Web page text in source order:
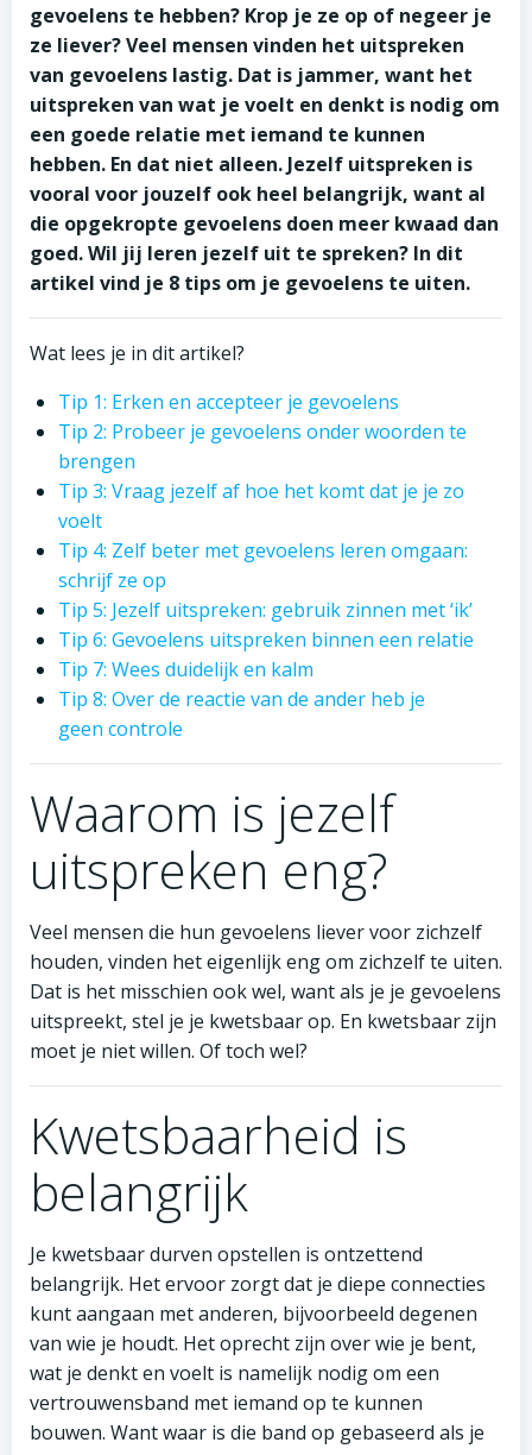
gevoelens te hebben? Krop je ze op of negeer je
ze liever? Veel mensen vinden het uitspreken
van gevoelens lastig. Dat is jammer, want het
uitspreken van wat je voelt en denkt is nodig om
een goede relatie met iemand te kunnen
hebben. En dat niet alleen. Jezelf uitspreken is
vooral voor jouzelf ook heel belangrijk, want al
die opgekropte gevoelens doen meer kwaad dan
goed. Wil jij leren jezelf uit te spreken? In dit
artikel vind je 8 tips om je gevoelens te uiten.
Wat lees je in dit artikel?
Tip 1: Erken en accepteer je gevoelens
Tip 2: Probeer je gevoelens onder woorden te
brengen
Tip 3: Vraag jezelf af hoe het komt dat je je zo
voelt
Tip 4: Zelf beter met gevoelens leren omgaan:
schrijf ze op
Tip 5: Jezelf uitspreken: gebruik zinnen met ‘ik’
Tip 6: Gevoelens uitspreken binnen een relatie
Tip 7: Wees duidelijk en kalm
Tip 8: Over de reactie van de ander heb je
geen controle
Waarom is jezelf
uitspreken eng?
Veel mensen die hun gevoelens liever voor zichzelf
houden, vinden het eigenlijk eng om zichzelf te uiten.
Dat is het misschien ook wel, want als je je gevoelens
uitspreekt, stel je je kwetsbaar op. En kwetsbaar zijn
moet je niet willen. Of toch wel?
Kwetsbaarheid is
belangrijk
Je kwetsbaar durven opstellen is ontzettend
belangrijk. Het ervoor zorgt dat je diepe connecties
kunt aangaan met anderen, bijvoorbeeld degenen
van wie je houdt. Het oprecht zijn over wie je bent,
wat je denkt en voelt is namelijk nodig om een
vertrouwensband met iemand op te kunnen
bouwen. Want waar is die band op gebaseerd als je